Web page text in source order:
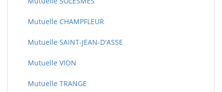
Mutuelle CHAMPFLEUR
Mutuelle SAINT-JEAN-D'ASSE
Mutuelle VION
Mutuelle TRANGE